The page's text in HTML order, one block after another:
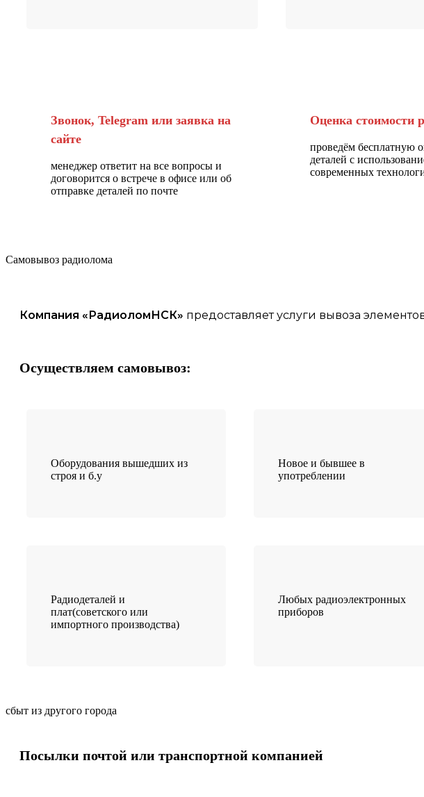
Звонок, Telegram или заявка на
сайте
менеджер ответит на все вопросы и
договорится о встрече в офисе или об
отправке деталей по почте
Оценка стоимости
проведём бесплатную
деталей с
современных
Самовывоз радиолома
Компания «РадиоломНСК» предоставляет услуги вывоза
Осуществляем самовывоз:
Оборудования вышедших из
строя и б.у
Новое и бывшее в
употреблении
Радиодеталей и
плат(советского или
импортного производства)
Любых радиоэлектронных
приборов
сбыт из другого города
Посылки почтой или транспортной компанией